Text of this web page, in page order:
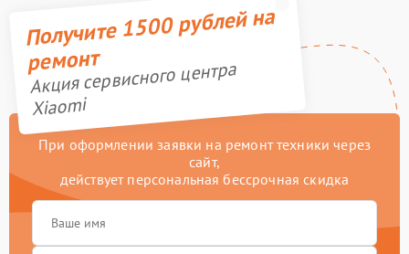
Получите 1500 рублей на
ремонт
Акция сервисного центра
Xiaomi
При оформлении заявки на ремонт техники через
сайт,
действует персональная бессрочная скидка